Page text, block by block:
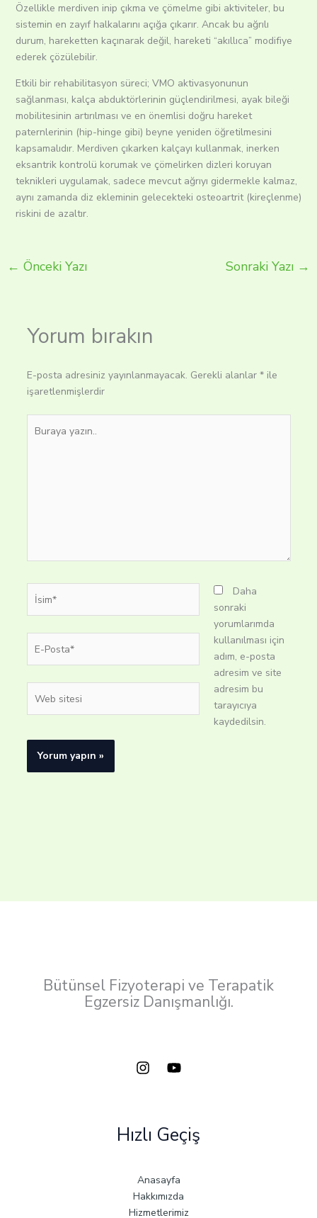
Özellikle merdiven inip çıkma ve çömelme gibi aktiviteler, bu
sistemin en zayıf halkalarını açığa çıkarır. Ancak bu ağrılı
durum, hareketten kaçınarak değil, hareketi “akıllıca” modifiye
ederek çözülebilir.
Etkili bir rehabilitasyon süreci; VMO aktivasyonunun
sağlanması, kalça abduktörlerinin güçlendirilmesi, ayak bileği
mobilitesinin artırılması ve en önemlisi doğru hareket
paternlerinin (hip-hinge gibi) beyne yeniden öğretilmesini
kapsamalıdır. Merdiven çıkarken kalçayı kullanmak, inerken
eksantrik kontrolü korumak ve çömelirken dizleri koruyan
teknikleri uygulamak, sadece mevcut ağrıyı gidermekle kalmaz,
aynı zamanda diz ekleminin gelecekteki osteoartrit (kireçlenme)
riskini de azaltır.
← Önceki Yazı Sonraki Yazı →
Yorum bırakın
E-posta adresiniz yayınlanmayacak. Gerekli alanlar *ile
işaretlenmişlerdir
yazın..
İsim*
Posta*
sitesi
Daha
sonraki
yorumlarımda
kullanılması için
adım, e-posta
adresim ve site
adresim bu
tarayıcıya
kaydedilsin.
Bütünsel Fizyoterapi ve Terapatik
Egzersiz Danışmanlığı.
Hızlı Geçiş
Anasayfa
Hakkımızda
Hizmetlerimiz